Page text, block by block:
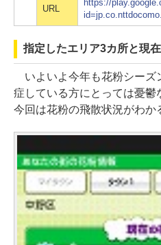
URL
https://
指定したエリア3カ所と現
いよいよ今年も花粉シーズ
症している方にとっては憂
今回は花粉の飛散状況がわか